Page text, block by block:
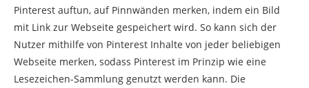
Pinterest auftun, auf Pinnwänden merken, indem ein Bild
mit Link zur Webseite gespeichert wird. So kann sich der
Nutzer mithilfe von Pinterest Inhalte von jeder beliebigen
Webseite merken, sodass Pinterest im Prinzip wie eine
Lesezeichen-Sammlung genutzt werden kann. Die